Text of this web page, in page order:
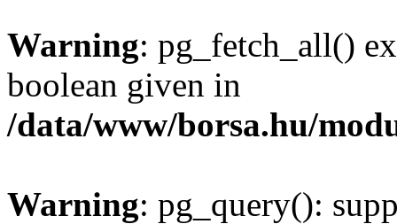
Warning: pg_fetch_all()
boolean given in
/data/www/borsa.hu/
Warning: pg_query():